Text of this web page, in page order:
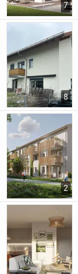
7
8
2